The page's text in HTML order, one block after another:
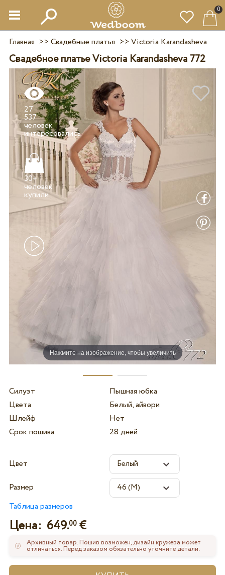
0
Главная >> Свадебные платья >> Victoria Karandasheva
Свадебное платье Victoria Karandasheva 772
Нажмите на изображение, чтобы увеличить
27
537
человек
интересовались
30+
человек
купили
Силуэт
Пышная юбка
Цвета
Белый, айвори
Шлейф
Нет
Срок пошива
28 дней
Цвет
Размер
Таблица размеров
Цена: 649.00€
Архивный товар. Пошив возможен, дизайн кружева может
отличаться. Перед заказом обязательно уточните детали.